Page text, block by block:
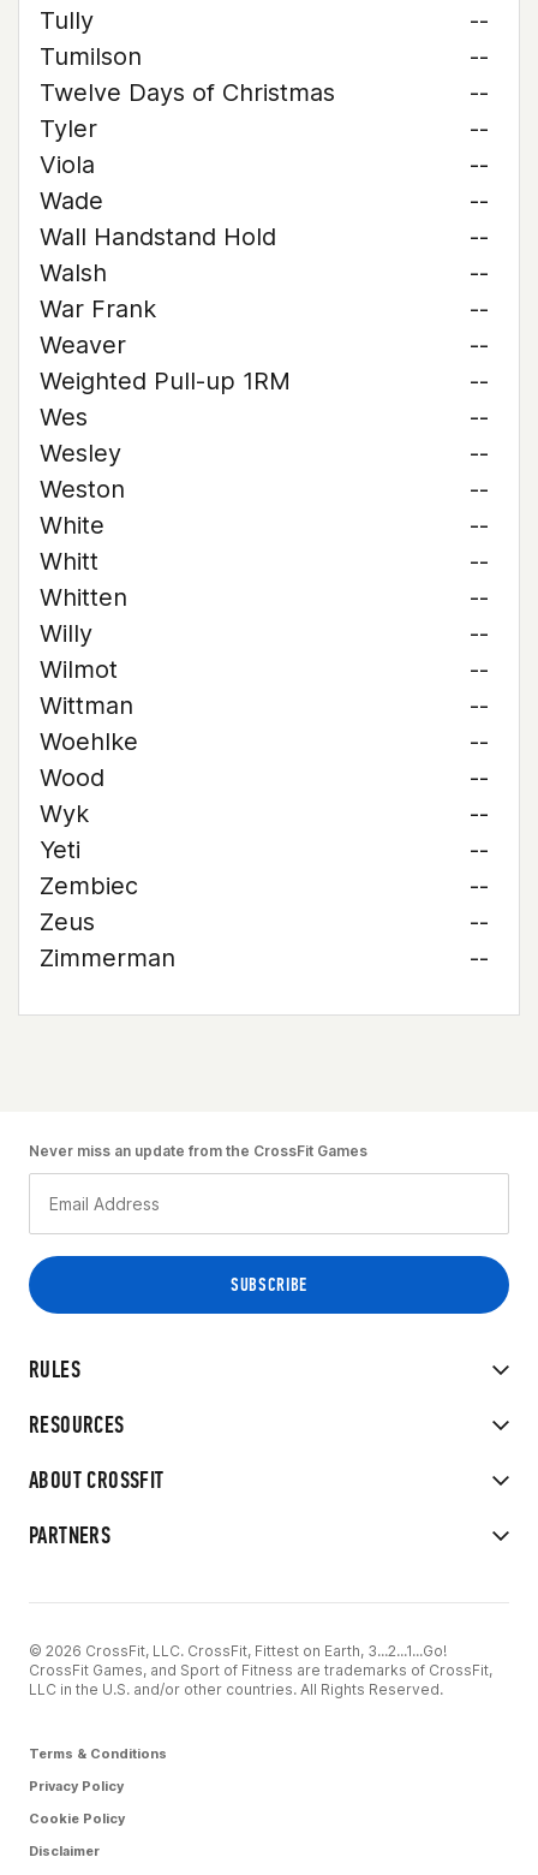
Tully
--
Tumilson
--
Twelve Days of Christmas
--
Tyler
--
Viola
--
Wade
--
Wall Handstand Hold
--
Walsh
--
War Frank
--
Weaver
--
Weighted Pull-up 1RM
--
Wes
--
Wesley
--
Weston
--
White
--
Whitt
--
Whitten
--
Willy
--
Wilmot
--
Wittman
--
Woehlke
--
Wood
--
Wyk
--
Yeti
--
Zembiec
--
Zeus
--
Zimmerman
--
RULES
RESOURCES
ABOUT CROSSFIT
PARTNERS
Never miss an update from the CrossFit Games
© 2026 CrossFit, LLC. CrossFit, Fittest on Earth, 3...2...1...Go!
CrossFit Games, and Sport of Fitness are trademarks of CrossFit,
LLC in the U.S. and/or other countries. All Rights Reserved.
Terms & Conditions
Privacy Policy
Cookie Policy
Disclaimer